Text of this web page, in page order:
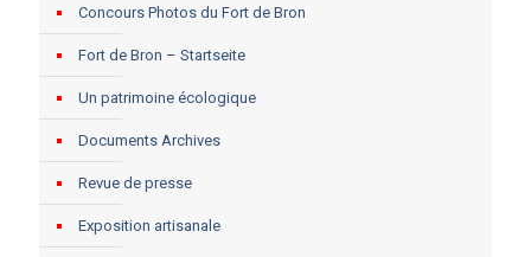
Concours Photos du Fort de Bron
Fort de Bron – Startseite
Un patrimoine écologique
Documents Archives
Revue de presse
Exposition artisanale